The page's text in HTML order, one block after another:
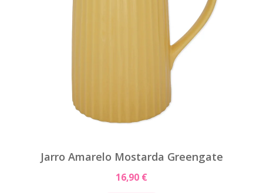
Jarro Amarelo Mostarda Greengate
16,90 €